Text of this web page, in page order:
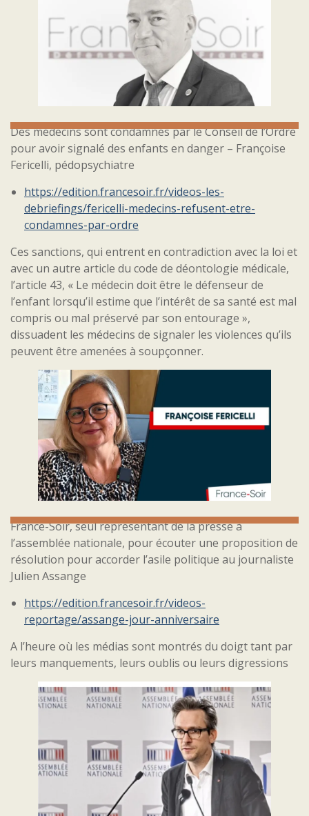
Des médecins sont condamnés par le Conseil de l’Ordre
pour avoir signalé des enfants en danger – Françoise
Fericelli, pédopsychiatre
https://edition.francesoir.fr/videos-les-
debriefings/fericelli-medecins-refusent-etre-
condamnes-par-ordre
Ces sanctions, qui entrent en contradiction avec la loi et
avec un autre article du code de déontologie médicale,
l’article 43, « Le médecin doit être le défenseur de
l’enfant lorsqu’il estime que l’intérêt de sa santé est mal
compris ou mal préservé par son entourage »,
dissuadent les médecins de signaler les violences qu’ils
peuvent être amenées à soupçonner.
France-Soir, seul représentant de la presse à
l’assemblée nationale, pour écouter une proposition de
résolution pour accorder l’asile politique au journaliste
Julien Assange
https://edition.francesoir.fr/videos-
reportage/assange-jour-anniversaire
A l’heure où les médias sont montrés du doigt tant par
leurs manquements, leurs oublis ou leurs digressions